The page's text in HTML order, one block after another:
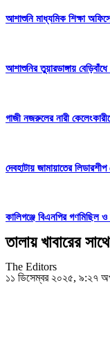
আশাশুনি মাধ্যমিক শিক্ষা
আশাশুনির তুয়ারডাঙ্গায়
গাজী নজরুলের নারী
দেবহাটায় জামায়াতের
কালিগঞ্জে বিএনপির গণমিছিল ও
তালায় খাবারের
The Editors
১১ ডিসেম্বর ২০২৫, ৯:২৭